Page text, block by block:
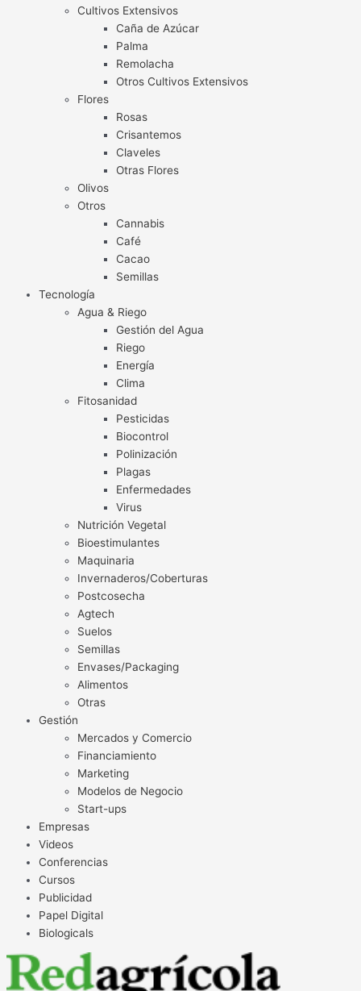
Cultivos Extensivos
Caña de Azúcar
Palma
Remolacha
Otros Cultivos Extensivos
Flores
Rosas
Crisantemos
Claveles
Otras Flores
Olivos
Otros
Cannabis
Café
Cacao
Semillas
Tecnología
Agua & Riego
Gestión del Agua
Riego
Energía
Clima
Fitosanidad
Pesticidas
Biocontrol
Polinización
Plagas
Enfermedades
Virus
Nutrición Vegetal
Bioestimulantes
Maquinaria
Invernaderos/Coberturas
Postcosecha
Agtech
Suelos
Semillas
Envases/Packaging
Alimentos
Otras
Gestión
Mercados y Comercio
Financiamiento
Marketing
Modelos de Negocio
Start-ups
Empresas
Videos
Conferencias
Cursos
Publicidad
Papel Digital
Biologicals